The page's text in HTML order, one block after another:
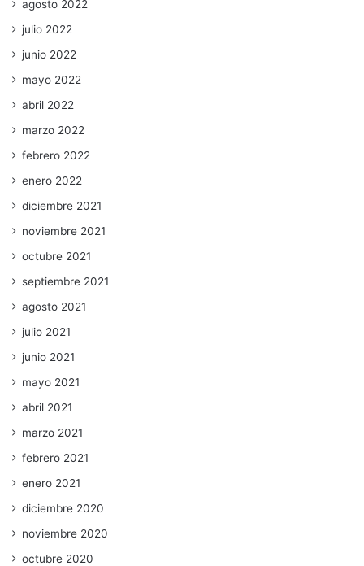
agosto 2022
julio 2022
junio 2022
mayo 2022
abril 2022
marzo 2022
febrero 2022
enero 2022
diciembre 2021
noviembre 2021
octubre 2021
septiembre 2021
agosto 2021
julio 2021
junio 2021
mayo 2021
abril 2021
marzo 2021
febrero 2021
enero 2021
diciembre 2020
noviembre 2020
octubre 2020